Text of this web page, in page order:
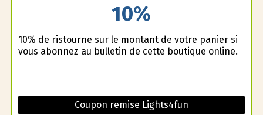
10%
10% de ristourne sur le montant de votre panier si
vous abonnez au bulletin de cette boutique online.
Coupon remise Lights4fun